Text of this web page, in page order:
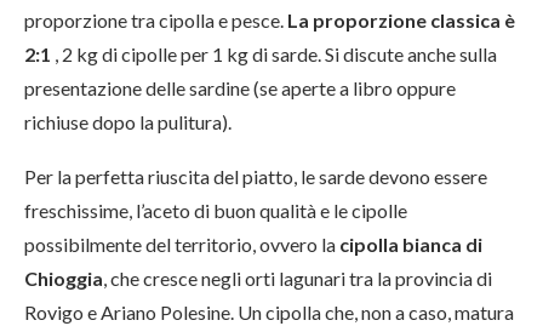
proporzione tra cipolla e pesce. La proporzione classica è
2:1 , 2 kg di cipolle per 1 kg di sarde. Si discute anche sulla
presentazione delle sardine (se aperte a libro oppure
richiuse dopo la pulitura).
Per la perfetta riuscita del piatto, le sarde devono essere
freschissime, l’aceto di buon qualità e le cipolle
possibilmente del territorio, ovvero la cipolla bianca di
Chioggia, che cresce negli orti lagunari tra la provincia di
Rovigo e Ariano Polesine. Un cipolla che, non a caso, matura